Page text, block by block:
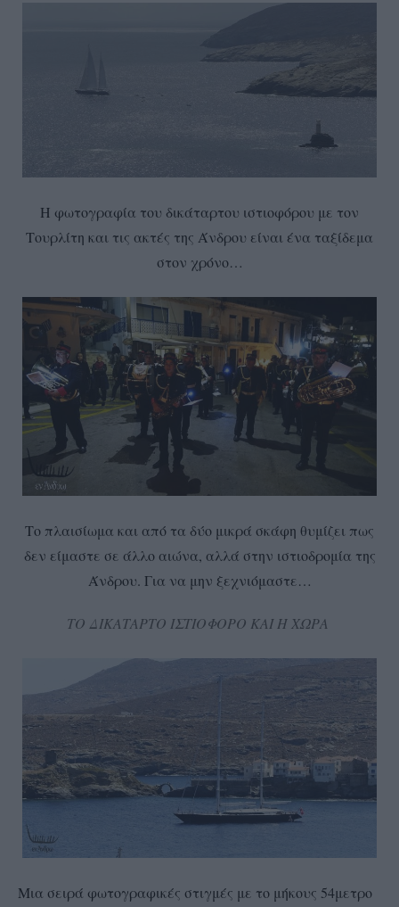
Η φωτογραφία του δικάταρτου ιστιοφόρου με τον
Τουρλίτη και τις ακτές της Άνδρου είναι ένα ταξίδεμα
στον χρόνο…
Το πλαισίωμα και από τα δύο μικρά σκάφη θυμίζει πως
δεν είμαστε σε άλλο αιώνα, αλλά στην ιστιοδρομία της
Άνδρου. Για να μην ξεχνιόμαστε…
ΤΟ ΔΙΚΑΤΑΡΤΟ ΙΣΤΙΟΦΟΡΟ ΚΑΙ Η ΧΩΡΑ
Μια σειρά φωτογραφικές στιγμές με το μήκους 54μετρο